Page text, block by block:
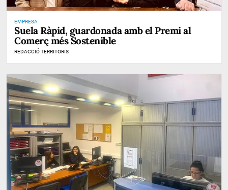
EMPRESA
Suela Ràpid, guardonada amb el Premi al
Comerç més Sostenible
REDACCIÓ TERRITORIS